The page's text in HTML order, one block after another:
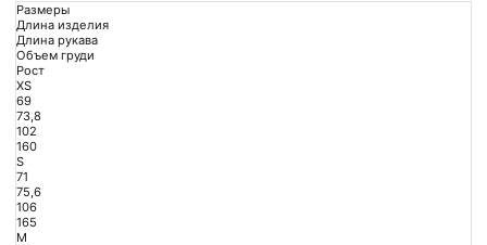
Размеры
Длина изделия
Длина рукава
Объем груди
Рост
XS
69
73,8
102
160
S
71
75,6
106
165
M